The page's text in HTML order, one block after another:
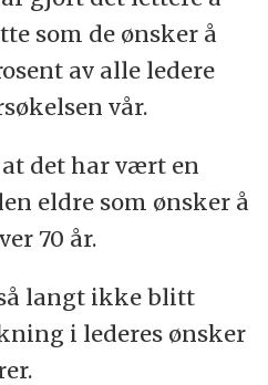
som de ønsker å
av alle ledere
vår.
at det har vært en
eldre som ønsker å
70 år.
langt ikke blitt
i lederes ønsker